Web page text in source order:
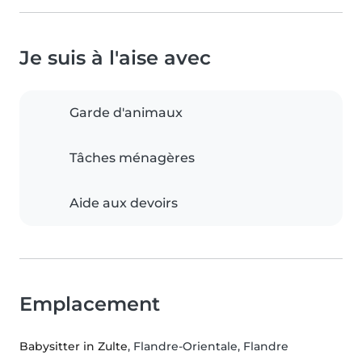
Je suis à l'aise avec
Garde d'animaux
Tâches ménagères
Aide aux devoirs
Emplacement
Babysitter in Zulte, Flandre-Orientale, Flandre